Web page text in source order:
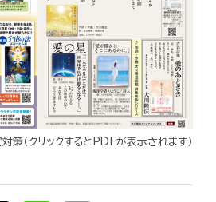
策（クリックするとPDFが表示されます）